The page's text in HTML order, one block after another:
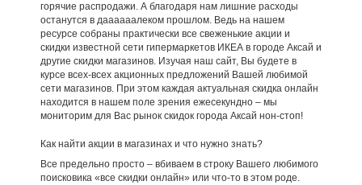
горячие распродажи. А благодаря нам лишние расходы
останутся в даааааалеком прошлом. Ведь на нашем
ресурсе собраны практически все свеженькие акции и
скидки известной сети гипермаркетов ИКЕА в городе Аксай и
другие скидки магазинов. Изучая наш сайт, Вы будете в
курсе всех-всех акционных предложений Вашей любимой
сети магазинов. При этом каждая актуальная скидка онлайн
находится в нашем поле зрения ежесекундно – мы
мониторим для Вас рынок скидок города Аксай нон-стоп!
Как найти акции в магазинах и что нужно знать?
Все предельно просто – вбиваем в строку Вашего любимого
поисковика «все скидки онлайн» или что-то в этом роде.